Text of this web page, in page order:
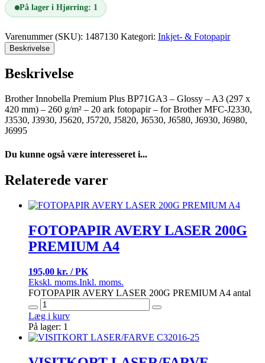
På lager i Hjørring: 1
Varenummer (SKU): 1487130 Kategori: Inkjet- & Fotopapir
Beskrivelse
Beskrivelse
Brother Innobella Premium Plus BP71GA3 – Glossy – A3 (297 x
420 mm) – 260 g/m² – 20 ark fotopapir – for Brother MFC-J2330,
J3530, J3930, J5620, J5720, J5820, J6530, J6580, J6930, J6980,
J6995
Du kunne også være interesseret i...
Relaterede varer
FOTOPAPIR AVERY LASER 200G
PREMIUM A4
195,00 kr. / PK
Ekskl. moms.Inkl. moms.
FOTOPAPIR AVERY LASER 200G PREMIUM A4 antal
Læg i kurv
På lager: 1